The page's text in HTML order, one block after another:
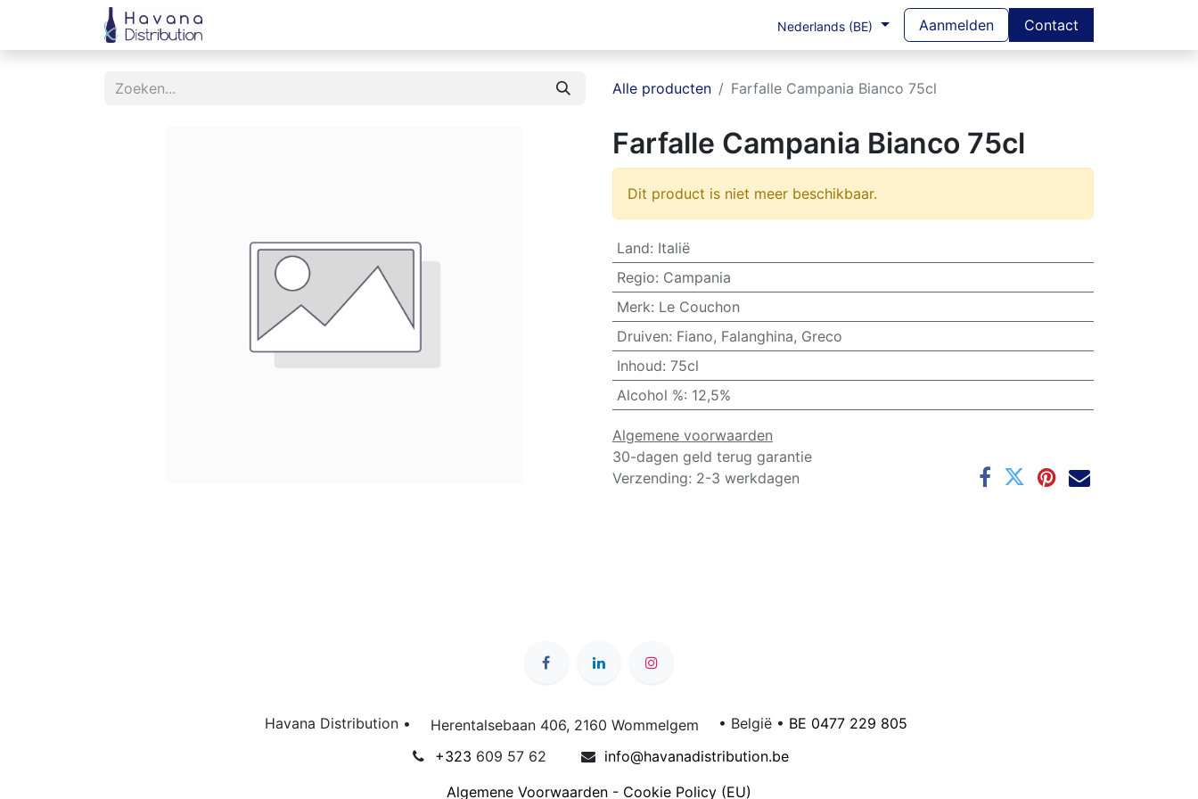
Nederlands (BE) Aanmelden Contact
Alle producten Farfalle Campania Bianco 75cl
Farfalle Campania Bianco 75cl
Dit product is niet meer beschikbaar.
Land: Italië
Regio: Campania
Merk: Le Couchon
Druiven: Fiano, Falanghina, Greco
Inhoud: 75cl
Alcohol %: 12,5%
Algemene voorwaarden
30-dagen geld terug garantie
Verzending: 2-3 werkdagen
Havana Distribution • Herentalsebaan 406, 2160 Wommelgem • België • ​ BE 0477 229 805
+323 609 57 62 info@havanadistribution.be
Algemene Voorwaarden - Cookie Policy (EU)